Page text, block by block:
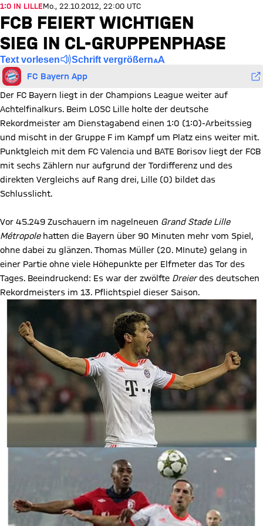
1:0 IN LILLEMo., 22.10.2012, 22:00 UTC
FCB FEIERT WICHTIGEN
SIEG IN CL-GRUPPENPHASE
Text vorlesen Schrift vergrößern
FC Bayern App
Der FC Bayern liegt in der Champions League weiter auf
Achtelfinalkurs. Beim LOSC Lille holte der deutsche
Rekordmeister am Dienstagabend einen 1:0 (1:0)-Arbeitssieg
und mischt in der Gruppe F im Kampf um Platz eins weiter mit.
Punktgleich mit dem FC Valencia und BATE Borisov liegt der FCB
mit sechs Zählern nur aufgrund der Tordifferenz und des
direkten Vergleichs auf Rang drei, Lille (0) bildet das
Schlusslicht.
Vor 45.249 Zuschauern im nagelneuen Grand Stade Lille
Métropolehatten die Bayern über 90 Minuten mehr vom Spiel,
ohne dabei zu glänzen. Thomas Müller (20. MInute) gelang in
einer Partie ohne viele Höhepunkte per Elfmeter das Tor des
Tages. Beeindruckend: Es war der zwölfte Dreierdes deutschen
Rekordmeisters im 13. Pflichtspiel dieser Saison.